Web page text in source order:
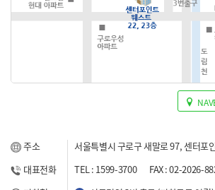
주소
서울특별시 구로구 새말로 97, 센터포
대표전화
TEL : 1599-3700
FAX : 02-2026-